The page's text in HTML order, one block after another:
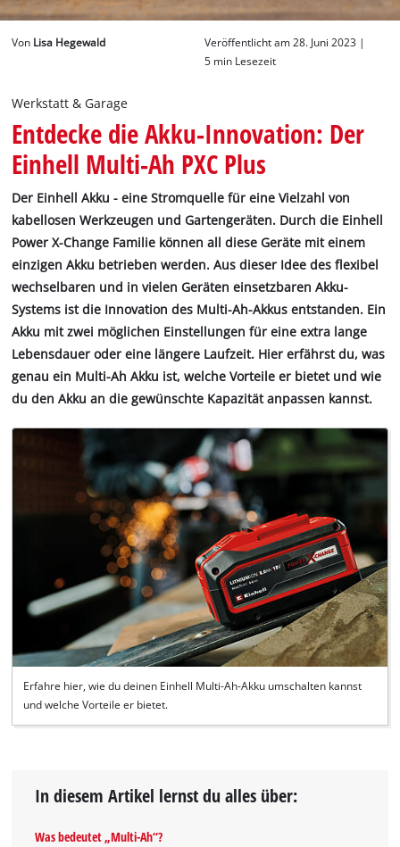
Deutsch
DEDeutsch
Von Lisa Hegewald
Veröffentlicht am 28. Juni 2023 |
5 min Lesezeit
Werkstatt & Garage
Entdecke die Akku-Innovation: Der
Einhell Multi-Ah PXC Plus
Der Einhell Akku - eine Stromquelle für eine Vielzahl von
kabellosen Werkzeugen und Gartengeräten. Durch die Einhell
Power X-Change Familie können all diese Geräte mit einem
einzigen Akku betrieben werden. Aus dieser Idee des flexibel
wechselbaren und in vielen Geräten einsetzbaren Akku-
Systems ist die Innovation des Multi-Ah-Akkus entstanden. Ein
Akku mit zwei möglichen Einstellungen für eine extra lange
Lebensdauer oder eine längere Laufzeit. Hier erfährst du, was
genau ein Multi-Ah Akku ist, welche Vorteile er bietet und wie
du den Akku an die gewünschte Kapazität anpassen kannst.
Erfahre hier, wie du deinen Einhell Multi-Ah-Akku umschalten kannst
und welche Vorteile er bietet.
In diesem Artikel lernst du alles über:
Was bedeutet „Multi-Ah“?